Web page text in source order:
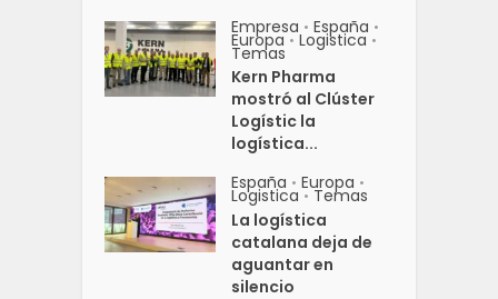
Empresa • España •
Europa • Logistica •
Temas
Kern Pharma
mostró al Clúster
Logístic la
logística...
España • Europa •
Logistica • Temas
La logística
catalana deja de
aguantar en
silencio